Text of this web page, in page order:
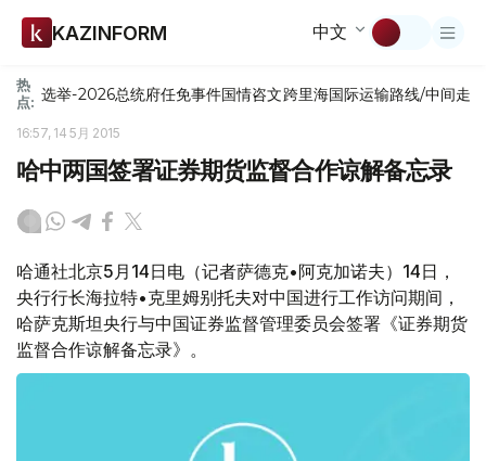
KAZINFORM 中文
热
点: 选举-2026总统府任免事件国情咨文跨里海国际运输路线/中间走廊
16:57, 14 5月 2015
哈中两国签署证券期货监督合作谅解备忘录
哈通社北京5月14日电（记者萨德克•阿克加诺夫）14日，
央行行长海拉特•克里姆别托夫对中国进行工作访问期间，
哈萨克斯坦央行与中国证券监督管理委员会签署《证券期货
监督合作谅解备忘录》。